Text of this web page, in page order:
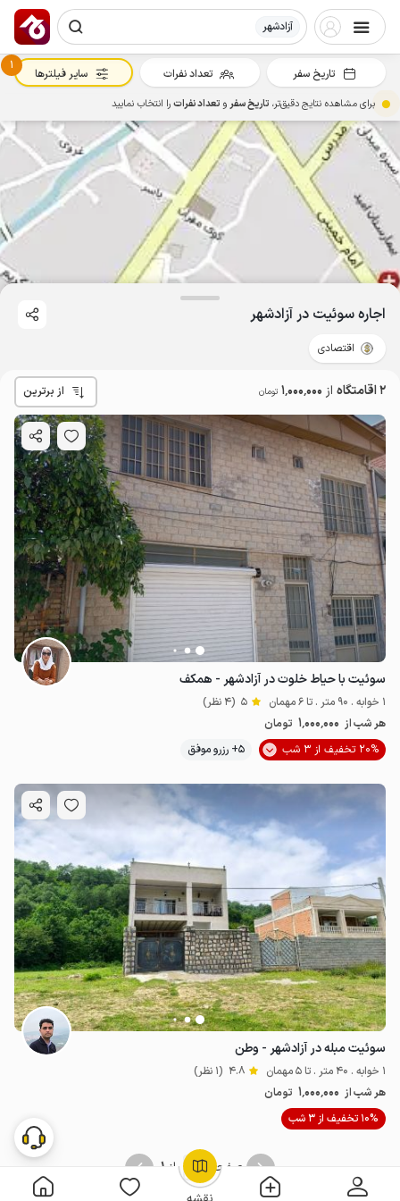
آزادشهر
1میلیون ت 4.8
OpenStreetMap
اجاره سوئیت در آزادشهر
اقتصادی
2 اقامتگاه از 1٬000٬000 تومان از برترین
سوئیت با حیاط خلوت در آزادشهر - همکف
1 خوابه . 90 متر . تا 6 مهمان 5 (4 نظر)
هر شب از 1٬000٬000 تومان
20% تخفیف از 3 شب
5+ رزرو موفق
سوئیت مبله در آزادشهر - وطن
1 خوابه . 40 متر . تا 5 مهمان 4.8 (1 نظر)
هر شب از 1٬000٬000 تومان
10% تخفیف از 3 شب
صفحه 1 از 1
تاریخ سفر تعداد نفرات
1
سایر فیلترها
برای مشاهده نتایج دقیق‌تر، تاریخ سفرو تعداد نفراترا انتخاب نمایید